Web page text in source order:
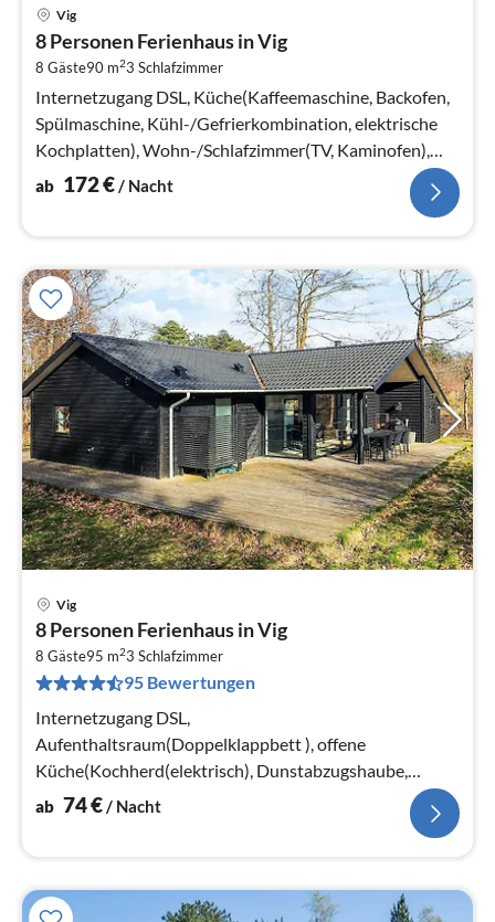
Vig
8 Personen Ferienhaus in Vig
8 Gäste90 m23 Schlafzimmer
Internetzugang DSL, Küche(Kaffeemaschine, Backofen,
Spülmaschine, Kühl-/Gefrierkombination, elektrische
Kochplatten), Wohn-/Schlafzimmer(TV, Kaminofen),
Schlafzimmer(2x Doppelbett)
ab 172€/ Nacht
Vig
8 Personen Ferienhaus in Vig
8 Gäste95 m23 Schlafzimmer
95 Bewertungen
Internetzugang DSL,
Aufenthaltsraum(Doppelklappbett ), offene
Küche(Kochherd(elektrisch), Dunstabzugshaube,
Kaffeemaschine, Kombi-Mikrowelle, Spülmaschine,
ab 74€/ Nacht